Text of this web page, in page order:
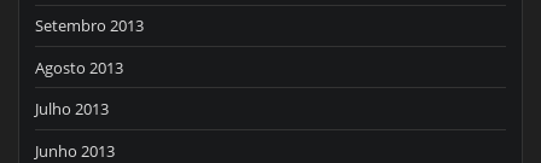
Setembro 2013
Agosto 2013
Julho 2013
Junho 2013